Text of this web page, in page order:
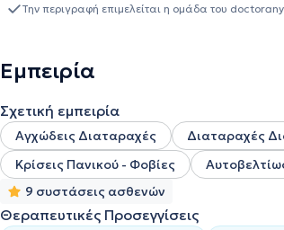
ψυχομετρικού εργαλείουWISC-V.Η
εσωτερική αυτή αναζήτηση την οδήγησε
τους ανθρώπους στην πορεία τους προς την
Την περιγραφή επιμελείται η ομάδα του
Εμπειρία
Σχετική εμπειρία
Αγχώδεις Διαταραχές Διαταραχές
Κρίσεις Πανικού - Φοβίες
9 συστάσεις ασθενών
Θεραπευτικές Προσεγγίσεις